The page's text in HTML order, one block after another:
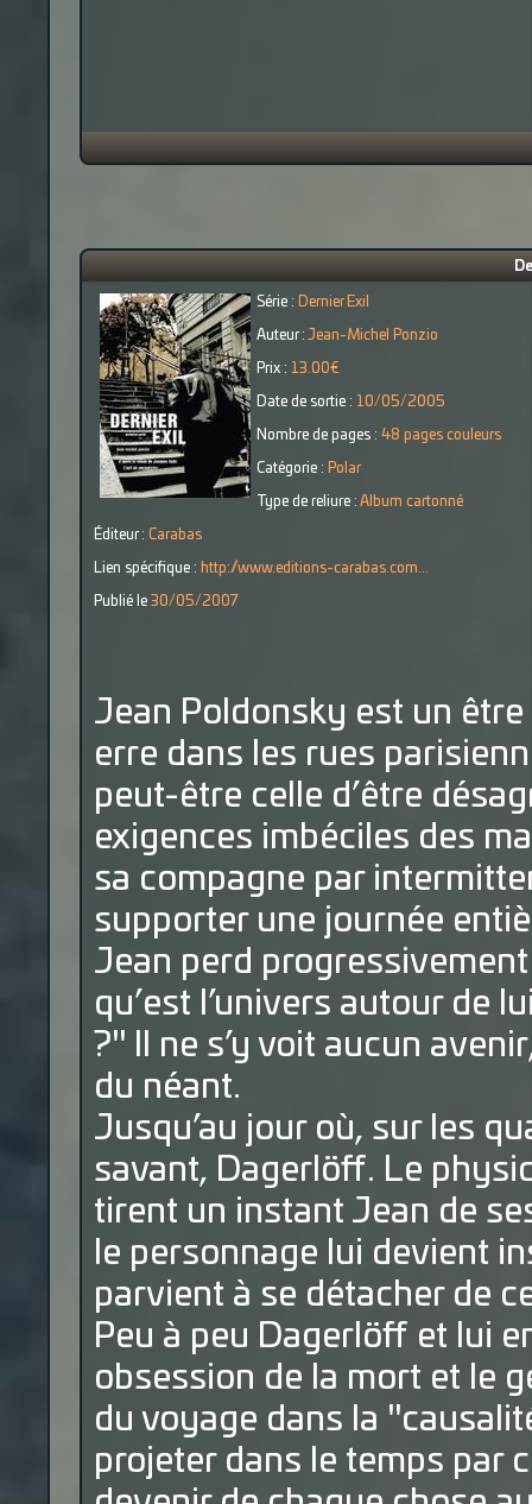
Série : Dernier Exil
Auteur : Jean-Michel Ponzio
Prix : 13.00€
Date de sortie : 10/05/2005
Nombre de pages : 48 pages couleurs
Catégorie : Polar
Type de reliure : Album cartonné
Éditeur : Carabas
Lien spécifique : http://www.editions-carabas.com...
Publié le 30/05/2007
Jean Poldonsky est un
erre dans les rues
peut-être celle d’être
exigences imbéciles des
sa compagne par
supporter une journée
Jean perd
qu’est l’univers autour de
?" Il ne s’y voit aucun
du néant.
Jusqu’au jour où, sur les
savant, Dagerlöff. Le
tirent un instant Jean de
le personnage lui devient
parvient à se détacher de
Peu à peu Dagerlöff et lui
obsession de la mort et le
du voyage dans la
projeter dans le temps par